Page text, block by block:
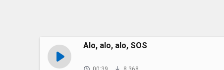
Alo, alo, alo, SOS